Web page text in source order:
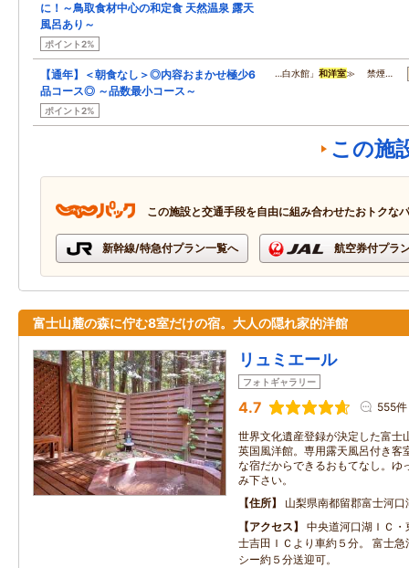
に！～鳥取食材中心の和定食 天然温泉 露天
風呂あり～
ポイント2%
【通年】＜朝食なし＞◎内容おまかせ極少6
品コース◎ ～品数最小コース～
ポイント2%
…白水館」和洋室≫ 禁煙…
この施
この施設と交通手段を自由に組み合わせたおトクな
新幹線/特急付プラン一覧へ 航空券付プラ
富士山麓の森に佇む8室だけの宿。大人の隠れ家的洋館
リュミエール
フォトギャラリー
4.7 555件
世界文化遺産登録が決定した富士
英国風洋館。専用露天風呂付き客
な宿だからできるおもてなし。ゆ
み下さい。
住所
山梨県南都留郡富士河口
アクセス
中央道河口湖ＩＣ
士吉田ＩＣより車約５分。 富士
シー約５分送迎可。